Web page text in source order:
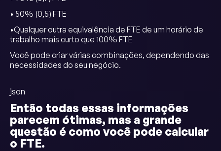
• 50% (0,5) FTE
•Qualquer outra equivalência de FTE de um horário de
trabalho mais curto que 100% FTE
Você pode criar várias combinações, dependendo das
necessidades do seu negócio.
json
Então todas essas informações
parecem ótimas, mas a grande
questão é como você pode calcular
o FTE.